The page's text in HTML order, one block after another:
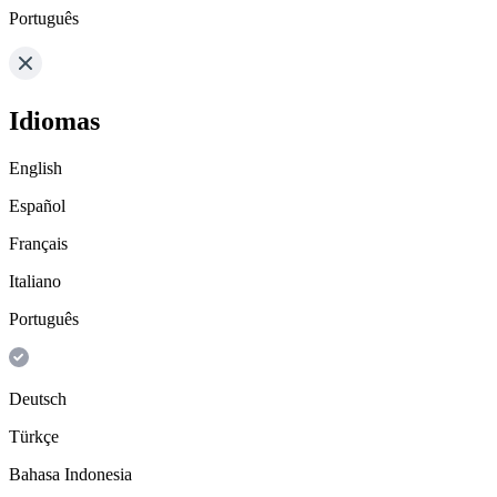
Português
Idiomas
English
Español
Français
Italiano
Português
Deutsch
Türkçe
Bahasa Indonesia